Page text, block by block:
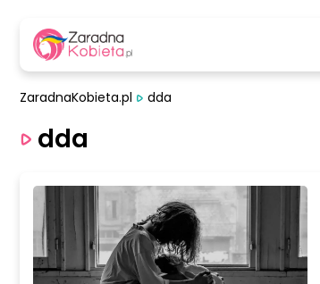
ZaradnaKobieta.pl dda
dda